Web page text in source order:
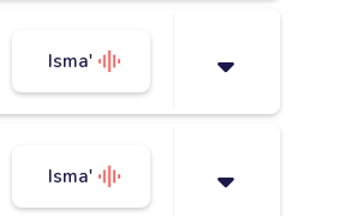
Isma'
Isma'